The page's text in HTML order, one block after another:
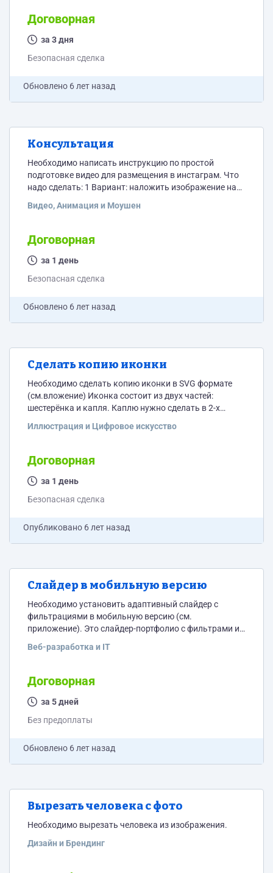
Договорная
за 3 дня
Безопасная сделка
Обновлено 6 лет назад
Консультация
Необходимо написать инструкцию по простой
подготовке видео для размещения в инстаграм. Что
надо сделать: 1 Вариант: наложить изображение на
начало видео поставить произвольный кадр
раз пытался сделать сам, но получалось с косяками:
то видео меняет пропорции, то изображение
наложенное некорретно показывается и т.п., поэтому
Видео, Анимация и Моушен
Договорная
за 1 день
Безопасная сделка
Обновлено 6 лет назад
Сделать копию иконки
Необходимо сделать копию иконки в SVG формате
(см.вложение) Иконка состоит из двух частей:
шестерёнка и капля. Каплю нужно сделать в 2-х
контур.
Иллюстрация и Цифровое искусство
Договорная
за 1 день
Безопасная сделка
Опубликовано 6 лет назад
Слайдер в мобильную версию
Необходимо установить адаптивный слайдер с
фильтрациями в мобильную версию (см.
приложение). Это слайдер-портфолио с фильтрами и
на сайте нет, сейчас там только шапка с меню.
Веб-разработка и IT
Договорная
за 5 дней
Без предоплаты
Обновлено 6 лет назад
Вырезать человека с фото
Необходимо вырезать человека из изображения.
Дизайн и Брендинг